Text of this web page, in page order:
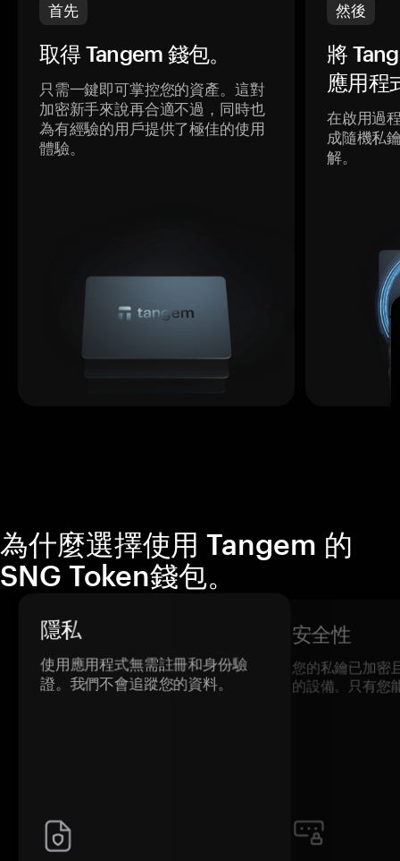
首先
取得 Tangem 錢包。
只需一鍵即可掌控您的資產。這對
加密新手來說再合適不過，同時也
為有經驗的用戶提供了極佳的使用
體驗。
然後
將
應用程
在啟用過
成隨機私
解。
為什麼選擇使用 Tangem 的
SNG Token錢包。
隱私
使用應用程式無需註冊和身份驗
證。我們不會追蹤您的資料。
安全性
您的私鑰已加密
的設備。只有您